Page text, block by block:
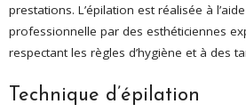
prestations. L’épilation est réalisée à l’aide
professionnelle par des esthéticiennes
respectant les règles d’hygiène et à des
Technique d’épilation